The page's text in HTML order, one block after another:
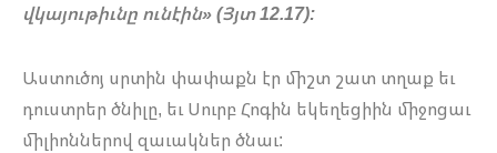
վկայութիւնը ունէին» (Յյտ 12.17):
Աստուծոյ սրտին փափաքն էր միշտ շատ տղաք եւ
դուստրեր ծնիլը, եւ Սուրբ Հոգին եկեղեցիին միջոցաւ
միլիոններով զաւակներ ծնաւ: